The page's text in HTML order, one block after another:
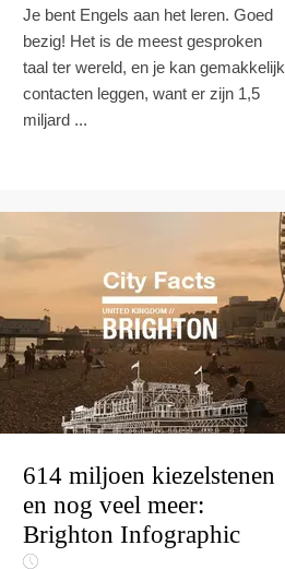
Je bent Engels aan het leren. Goed
bezig! Het is de meest gesproken
taal ter wereld, en je kan gemakkelijk
contacten leggen, want er zijn 1,5
miljard ...
614 miljoen kiezelstenen
en nog veel meer:
Brighton Infographic